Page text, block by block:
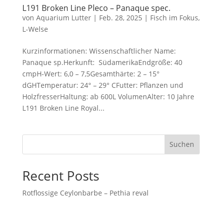
L191 Broken Line Pleco – Panaque spec.
von Aquarium Lutter| Feb. 28, 2025 | Fisch im Fokus,
L-Welse
Kurzinformationen: Wissenschaftlicher Name:
Panaque sp.Herkunft: SüdamerikaEndgröße: 40
cmpH-Wert: 6,0 – 7,5Gesamthärte: 2 – 15°
dGHTemperatur: 24° – 29° CFutter: Pflanzen und
HolzfresserHaltung: ab 600L VolumenAlter: 10 Jahre
L191 Broken Line Royal...
Suchen
Recent Posts
Rotflossige Ceylonbarbe – Pethia reval